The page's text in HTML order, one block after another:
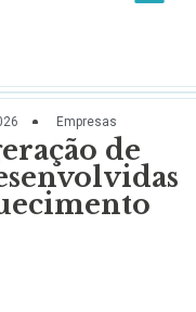
Empresas
de